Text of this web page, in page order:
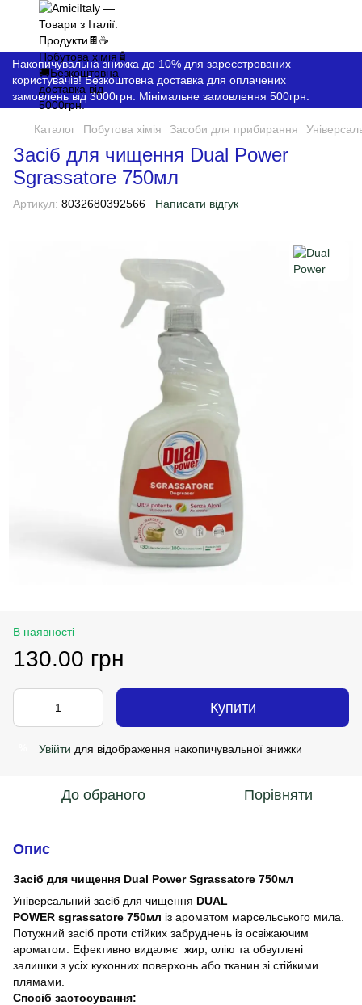
Накопичувальна знижка до 10% для зареєстрованих
користувачів! Безкоштовна доставка для оплачених
замовлень від 3000грн. Мінімальне замовлення 500грн.
Каталог Побутова хімія Засоби для прибирання
Засіб для чищення Dual Power
Sgrassatore 750мл
Артикул: 8032680392566 Написати відгук
В наявності
130.00 грн
Купити
Увійти для відображення накопичувальної знижки
До обраного Порівняти
Опис
Засіб для чищення Dual Power Sgrassatore 750мл
Універсальний засіб для чищення DUAL
POWER sgrassatore 750мл із ароматом марсельського мила.
Потужний засіб проти стійких забруднень із освіжаючим
ароматом. Ефективно видаляє жир, олію та обвуглені
залишки з усіх кухонних поверхонь або тканин зі стійкими
плямами.
Спосіб застосування: